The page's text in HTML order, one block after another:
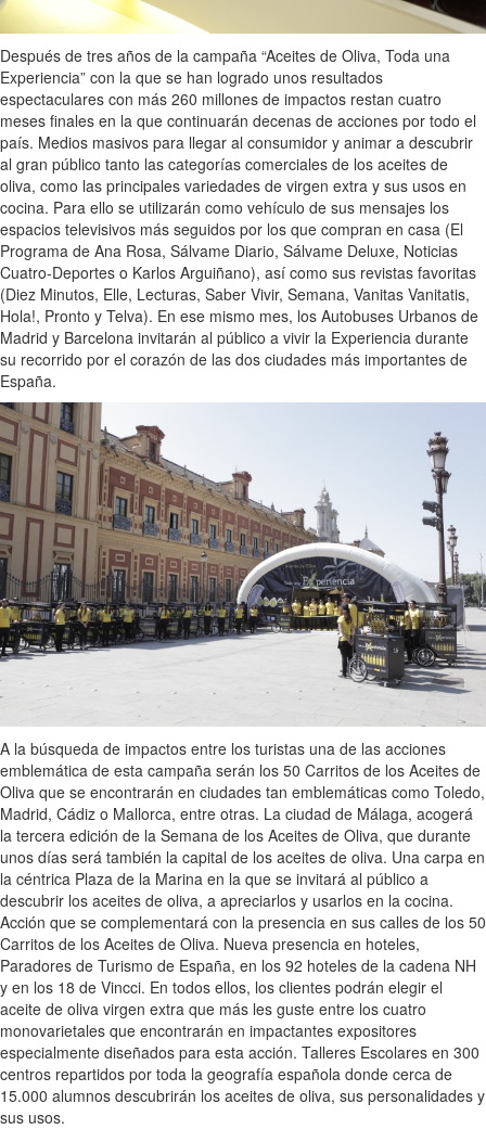
Después de tres años de la campaña “Aceites de Oliva, Toda una
Experiencia” con la que se han logrado unos resultados
espectaculares con más 260 millones de impactos restan cuatro
meses finales en la que continuarán decenas de acciones por todo el
país. Medios masivos para llegar al consumidor y animar a descubrir
al gran público tanto las categorías comerciales de los aceites de
oliva, como las principales variedades de virgen extra y sus usos en
cocina. Para ello se utilizarán como vehículo de sus mensajes los
espacios televisivos más seguidos por los que compran en casa (El
Programa de Ana Rosa, Sálvame Diario, Sálvame Deluxe, Noticias
Cuatro-Deportes o Karlos Arguiñano), así como sus revistas favoritas
(Diez Minutos, Elle, Lecturas, Saber Vivir, Semana, Vanitas Vanitatis,
Hola!, Pronto y Telva). En ese mismo mes, los Autobuses Urbanos de
Madrid y Barcelona invitarán al público a vivir la Experiencia durante
su recorrido por el corazón de las dos ciudades más importantes de
España.
A la búsqueda de impactos entre los turistas una de las acciones
emblemática de esta campaña serán los 50 Carritos de los Aceites de
Oliva que se encontrarán en ciudades tan emblemáticas como Toledo,
Madrid, Cádiz o Mallorca, entre otras. La ciudad de Málaga, acogerá
la tercera edición de la Semana de los Aceites de Oliva, que durante
unos días será también la capital de los aceites de oliva. Una carpa en
la céntrica Plaza de la Marina en la que se invitará al público a
descubrir los aceites de oliva, a apreciarlos y usarlos en la cocina.
Acción que se complementará con la presencia en sus calles de los 50
Carritos de los Aceites de Oliva. Nueva presencia en hoteles,
Paradores de Turismo de España, en los 92 hoteles de la cadena NH
y en los 18 de Vincci. En todos ellos, los clientes podrán elegir el
aceite de oliva virgen extra que más les guste entre los cuatro
monovarietales que encontrarán en impactantes expositores
especialmente diseñados para esta acción. Talleres Escolares en 300
centros repartidos por toda la geografía española donde cerca de
15.000 alumnos descubrirán los aceites de oliva, sus personalidades y
sus usos.